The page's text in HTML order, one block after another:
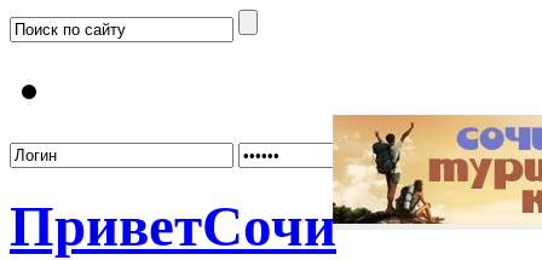
ПриветСочи